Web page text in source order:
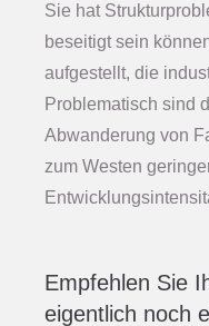
Sie hat
beseitigt sein
aufgestellt, die
Problematisch sind
Abwanderung von
zum Westen
Empfehlen Sie
eigentlich noch